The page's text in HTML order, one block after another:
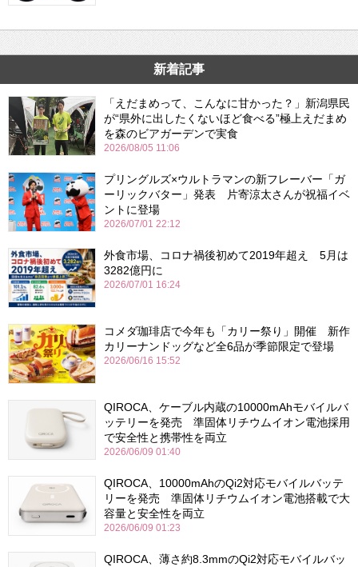
新着記事
「えだまめって、こんなに甘かった？」新潟県民
が“県外に出したくないほど食べる”極上えだまめ
を森のビアガーデンで実食
2026/08/05 11:06
プリングルズ×ウルトラマンの新フレーバー「ガ
ーリックバター」発表 片寄涼太さんが祝福イベ
ントに登場
2026/07/01 22:12
外食市場、コロナ禍後初めて2019年超え 5月は
3282億円に
2026/07/01 16:24
コメダ珈琲店で今年も「カリー祭り」開催 新作
カリーナンドッグなど全6品が季節限定で登場
2026/06/16 15:52
QIROCA、ケーブル内蔵の10000mAhモバイルバ
ッテリーを発売 準固体リチウムイオン電池採用
で安全性と携帯性を両立
2026/06/09 01:40
QIROCA、10000mAhのQi2対応モバイルバッテ
リーを発売 準固体リチウムイオン電池搭載で大
容量と安全性を両立
2026/06/09 01:23
QIROCA、薄さ約8.3mmのQi2対応モバイルバッ